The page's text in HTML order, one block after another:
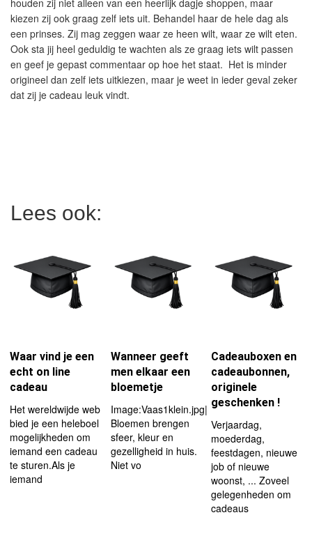
houden zij niet alleen van een heerlijk dagje shoppen, maar
kiezen zij ook graag zelf iets uit. Behandel haar de hele dag als
een prinses. Zij mag zeggen waar ze heen wilt, waar ze wilt eten.
Ook sta jij heel geduldig te wachten als ze graag iets wilt passen
en geef je gepast commentaar op hoe het staat. Het is minder
origineel dan zelf iets uitkiezen, maar je weet in ieder geval zeker
dat zij je cadeau leuk vindt.
Lees ook:
Waar vind je een
echt on line
cadeau
Het wereldwijde web
bied je een heleboel
mogelijkheden om
iemand een cadeau
te sturen.Als je
iemand
Wanneer geeft
men elkaar een
bloemetje
Image:Vaas1klein.jpg|right|thumb|150px
Bloemen brengen
sfeer, kleur en
gezelligheid in huis.
Niet vo
Cadeauboxen en
cadeaubonnen,
originele
geschenken !
Verjaardag,
moederdag,
feestdagen, nieuwe
job of nieuwe
woonst, ... Zoveel
gelegenheden om
cadeaus